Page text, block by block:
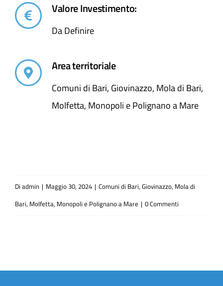
Valore Investimento:
Da Definire
Area territoriale
Comuni di Bari, Giovinazzo, Mola di Bari,
Molfetta, Monopoli e Polignano a Mare
Di admin | Maggio 30, 2024 | Comuni di Bari, Giovinazzo, Mola di
Bari, Molfetta, Monopoli e Polignano a Mare | 0 Commenti